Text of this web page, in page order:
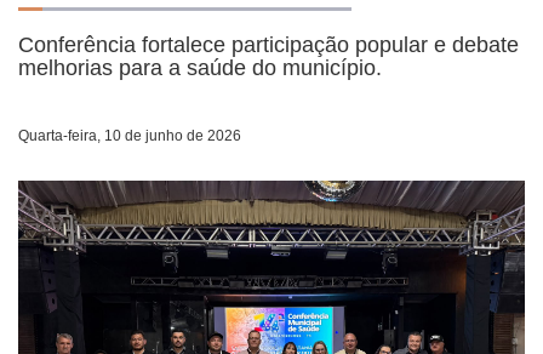
Conferência fortalece participação popular e debate
melhorias para a saúde do município.
Quarta-feira, 10 de junho de 2026